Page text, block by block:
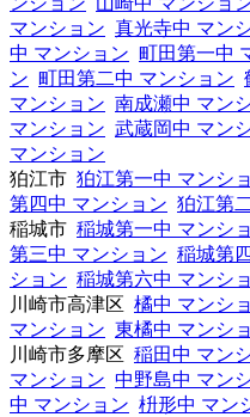
マンション 真光寺中 マン
中 マンション 町田第一中
ン 町田第二中 マンション
マンション 南成瀬中 マン
マンション 武蔵岡中 マン
マンション
狛江市 狛江第一中 マンシ
第四中 マンション 狛江第
稲城市 稲城第一中 マンシ
第三中 マンション 稲城第
ション 稲城第六中 マンシ
川崎市高津区 橘中 マンシ
マンション 東橘中 マンシ
川崎市多摩区 稲田中 マン
マンション 中野島中 マン
中 マンション 枡形中 マン